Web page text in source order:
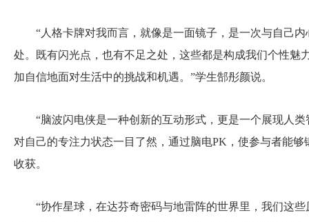
“人格卡牌对我而言，就像是一面镜子，是一次与自己内
处。既有闪光点，也有不足之处，这些都是构成我们个性
加自信地面对生活中的挑战和机遇。”学生郜彤颜说。
“脑波闪电侠是一种创新的互动形式，更是一个展现人类
对自己的专注力状态一目了然，通过脑电PK，使参与者能
收获。
“协作星球，在达芬奇密码与地雷阵的世界里，我们这些